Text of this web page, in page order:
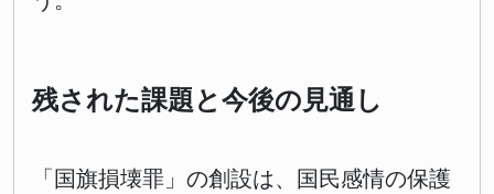
残された課題と今後の見通し
「国旗損壊罪」の創設は、国民感情の保護